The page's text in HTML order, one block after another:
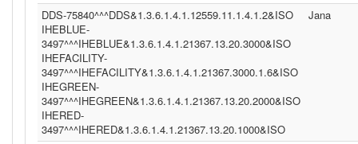
DDS-75840^^^DDS&1.3.6.1.4.1.12559.11.1.4.1.2&ISO
IHEBLUE-
3497^^^IHEBLUE&1.3.6.1.4.1.21367.13.20.3000&ISO
IHEFACILITY-
3497^^^IHEFACILITY&1.3.6.1.4.1.21367.3000.1.6&ISO
IHEGREEN-
3497^^^IHEGREEN&1.3.6.1.4.1.21367.13.20.2000&ISO
IHERED-
3497^^^IHERED&1.3.6.1.4.1.21367.13.20.1000&ISO
Jana